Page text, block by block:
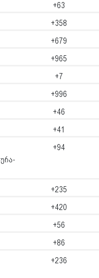
+63
+358
+679
+965
+7
+996
+46
+41
+94
+235
+420
+56
+86
+236